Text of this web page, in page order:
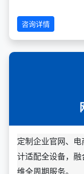
咨询详情
定制企业官网、
计适配全设备，
维全周期服务。